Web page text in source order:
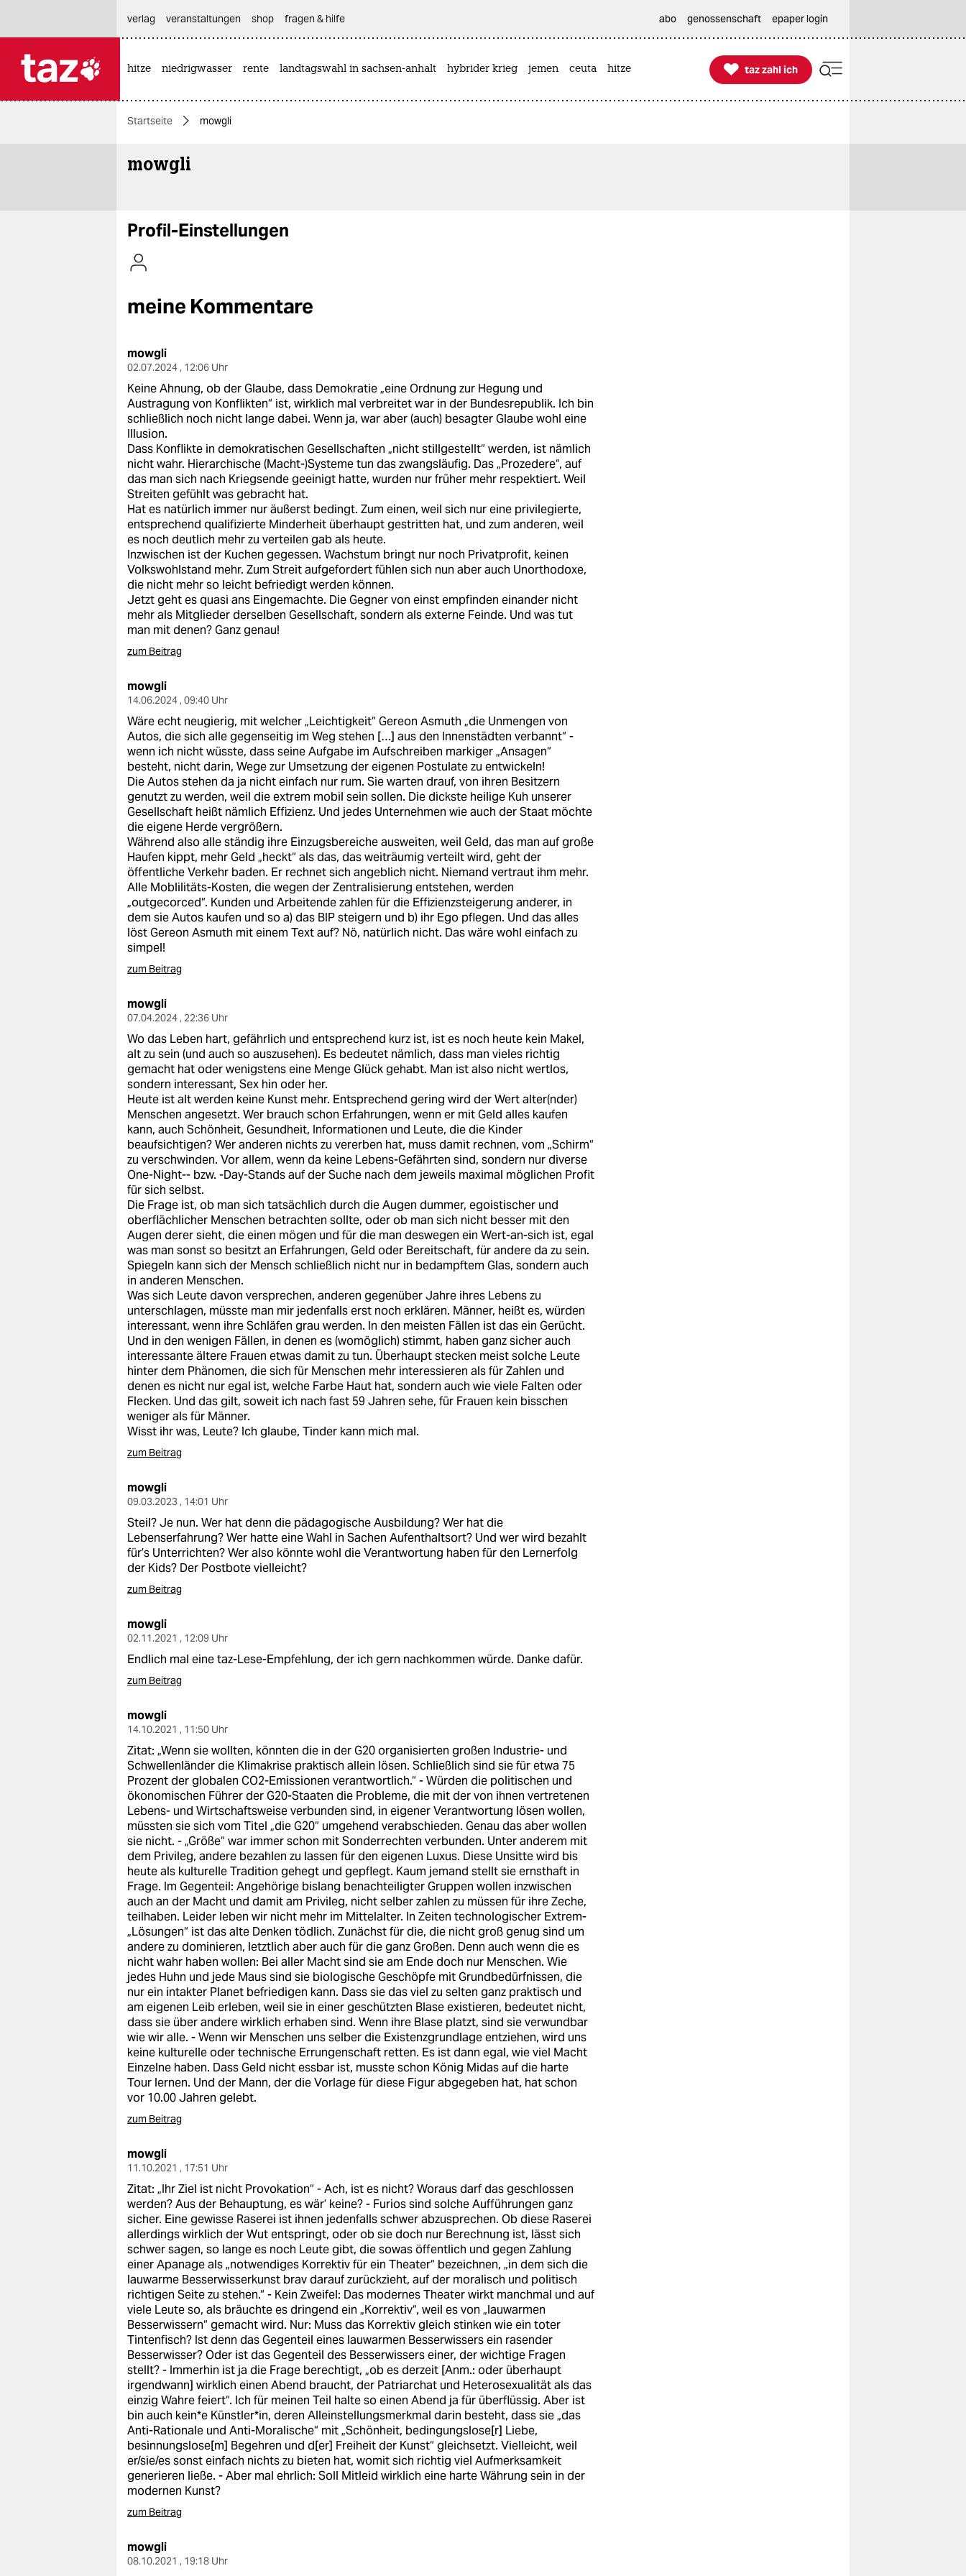
themen
politik
gesellschaft
kultur
nord
wahrheit
verlag
verlag
veranstaltungen
shop
fragen & hilfe
unterstützen
abo
genossenschaft
epaper login
verlag
veranstaltungen shop fragen & hilfe abo genossenschaft epaper login
hitze niedrigwasser rente landtagswahl in sachsen-anhalt hybrider krieg jemen ceuta hitze 
taz zahl ich
taz zahl ich
Startseite mowgli
mowgli
Profil-Einstellungen
meine Kommentare
mowgli
02.07.2024 , 12:06 Uhr
Keine Ahnung, ob der Glaube, dass Demokratie „eine Ordnung zur Hegung und
Austragung von Konflikten“ ist, wirklich mal verbreitet war in der Bundesrepublik. Ich bin
schließlich noch nicht lange dabei. Wenn ja, war aber (auch) besagter Glaube wohl eine
Illusion.
Dass Konflikte in demokratischen Gesellschaften „nicht stillgestellt“ werden, ist nämlich
nicht wahr. Hierarchische (Macht-)Systeme tun das zwangsläufig. Das „Prozedere“, auf
das man sich nach Kriegsende geeinigt hatte, wurden nur früher mehr respektiert. Weil
Streiten gefühlt was gebracht hat.
Hat es natürlich immer nur äußerst bedingt. Zum einen, weil sich nur eine privilegierte,
entsprechend qualifizierte Minderheit überhaupt gestritten hat, und zum anderen, weil
es noch deutlich mehr zu verteilen gab als heute.
Inzwischen ist der Kuchen gegessen. Wachstum bringt nur noch Privatprofit, keinen
Volkswohlstand mehr. Zum Streit aufgefordert fühlen sich nun aber auch Unorthodoxe,
die nicht mehr so leicht befriedigt werden können.
Jetzt geht es quasi ans Eingemachte. Die Gegner von einst empfinden einander nicht
mehr als Mitglieder derselben Gesellschaft, sondern als externe Feinde. Und was tut
man mit denen? Ganz genau!
zum Beitrag
mowgli
14.06.2024 , 09:40 Uhr
Wäre echt neugierig, mit welcher „Leichtigkeit“ Gereon Asmuth „die Unmengen von
Autos, die sich alle gegenseitig im Weg stehen […] aus den Innenstädten verbannt“ -
wenn ich nicht wüsste, dass seine Aufgabe im Aufschreiben markiger „Ansagen“
besteht, nicht darin, Wege zur Umsetzung der eigenen Postulate zu entwickeln!
Die Autos stehen da ja nicht einfach nur rum. Sie warten drauf, von ihren Besitzern
genutzt zu werden, weil die extrem mobil sein sollen. Die dickste heilige Kuh unserer
Gesellschaft heißt nämlich Effizienz. Und jedes Unternehmen wie auch der Staat möchte
die eigene Herde vergrößern.
Während also alle ständig ihre Einzugsbereiche ausweiten, weil Geld, das man auf große
Haufen kippt, mehr Geld „heckt“ als das, das weiträumig verteilt wird, geht der
öffentliche Verkehr baden. Er rechnet sich angeblich nicht. Niemand vertraut ihm mehr.
Alle Moblilitäts-Kosten, die wegen der Zentralisierung entstehen, werden
„outgecorced“. Kunden und Arbeitende zahlen für die Effizienzsteigerung anderer, in
dem sie Autos kaufen und so a) das BIP steigern und b) ihr Ego pflegen. Und das alles
löst Gereon Asmuth mit einem Text auf? Nö, natürlich nicht. Das wäre wohl einfach zu
simpel!
zum Beitrag
mowgli
07.04.2024 , 22:36 Uhr
Wo das Leben hart, gefährlich und entsprechend kurz ist, ist es noch heute kein Makel,
alt zu sein (und auch so auszusehen). Es bedeutet nämlich, dass man vieles richtig
gemacht hat oder wenigstens eine Menge Glück gehabt. Man ist also nicht wertlos,
sondern interessant, Sex hin oder her.
Heute ist alt werden keine Kunst mehr. Entsprechend gering wird der Wert alter(nder)
Menschen angesetzt. Wer brauch schon Erfahrungen, wenn er mit Geld alles kaufen
kann, auch Schönheit, Gesundheit, Informationen und Leute, die die Kinder
beaufsichtigen? Wer anderen nichts zu vererben hat, muss damit rechnen, vom „Schirm“
zu verschwinden. Vor allem, wenn da keine Lebens-Gefährten sind, sondern nur diverse
One-Night-- bzw. -Day-Stands auf der Suche nach dem jeweils maximal möglichen Profit
für sich selbst.
Die Frage ist, ob man sich tatsächlich durch die Augen dummer, egoistischer und
oberflächlicher Menschen betrachten sollte, oder ob man sich nicht besser mit den
Augen derer sieht, die einen mögen und für die man deswegen ein Wert-an-sich ist, egal
was man sonst so besitzt an Erfahrungen, Geld oder Bereitschaft, für andere da zu sein.
Spiegeln kann sich der Mensch schließlich nicht nur in bedampftem Glas, sondern auch
in anderen Menschen.
Was sich Leute davon versprechen, anderen gegenüber Jahre ihres Lebens zu
unterschlagen, müsste man mir jedenfalls erst noch erklären. Männer, heißt es, würden
interessant, wenn ihre Schläfen grau werden. In den meisten Fällen ist das ein Gerücht.
Und in den wenigen Fällen, in denen es (womöglich) stimmt, haben ganz sicher auch
interessante ältere Frauen etwas damit zu tun. Überhaupt stecken meist solche Leute
hinter dem Phänomen, die sich für Menschen mehr interessieren als für Zahlen und
denen es nicht nur egal ist, welche Farbe Haut hat, sondern auch wie viele Falten oder
Flecken. Und das gilt, soweit ich nach fast 59 Jahren sehe, für Frauen kein bisschen
weniger als für Männer.
Wisst ihr was, Leute? Ich glaube, Tinder kann mich mal.
zum Beitrag
mowgli
09.03.2023 , 14:01 Uhr
Steil? Je nun. Wer hat denn die pädagogische Ausbildung? Wer hat die
Lebenserfahrung? Wer hatte eine Wahl in Sachen Aufenthaltsort? Und wer wird bezahlt
für’s Unterrichten? Wer also könnte wohl die Verantwortung haben für den Lernerfolg
der Kids? Der Postbote vielleicht?
zum Beitrag
mowgli
02.11.2021 , 12:09 Uhr
Endlich mal eine taz-Lese-Empfehlung, der ich gern nachkommen würde. Danke dafür.
zum Beitrag
mowgli
14.10.2021 , 11:50 Uhr
Zitat: „Wenn sie wollten, könnten die in der G20 organisierten großen Industrie- und
Schwellenländer die Klimakrise praktisch allein lösen. Schließlich sind sie für etwa 75
Prozent der globalen CO2-Emissionen verantwortlich.“ - Würden die politischen und
ökonomischen Führer der G20-Staaten die Probleme, die mit der von ihnen vertretenen
Lebens- und Wirtschaftsweise verbunden sind, in eigener Verantwortung lösen wollen,
müssten sie sich vom Titel „die G20“ umgehend verabschieden. Genau das aber wollen
sie nicht. - „Größe“ war immer schon mit Sonderrechten verbunden. Unter anderem mit
dem Privileg, andere bezahlen zu lassen für den eigenen Luxus. Diese Unsitte wird bis
heute als kulturelle Tradition gehegt und gepflegt. Kaum jemand stellt sie ernsthaft in
Frage. Im Gegenteil: Angehörige bislang benachteiligter Gruppen wollen inzwischen
auch an der Macht und damit am Privileg, nicht selber zahlen zu müssen für ihre Zeche,
teilhaben. Leider leben wir nicht mehr im Mittelalter. In Zeiten technologischer Extrem-
„Lösungen“ ist das alte Denken tödlich. Zunächst für die, die nicht groß genug sind um
andere zu dominieren, letztlich aber auch für die ganz Großen. Denn auch wenn die es
nicht wahr haben wollen: Bei aller Macht sind sie am Ende doch nur Menschen. Wie
jedes Huhn und jede Maus sind sie biologische Geschöpfe mit Grundbedürfnissen, die
nur ein intakter Planet befriedigen kann. Dass sie das viel zu selten ganz praktisch und
am eigenen Leib erleben, weil sie in einer geschützten Blase existieren, bedeutet nicht,
dass sie über andere wirklich erhaben sind. Wenn ihre Blase platzt, sind sie verwundbar
wie wir alle. - Wenn wir Menschen uns selber die Existenzgrundlage entziehen, wird uns
keine kulturelle oder technische Errungenschaft retten. Es ist dann egal, wie viel Macht
Einzelne haben. Dass Geld nicht essbar ist, musste schon König Midas auf die harte
Tour lernen. Und der Mann, der die Vorlage für diese Figur abgegeben hat, hat schon
vor 10.00 Jahren gelebt.
zum Beitrag
mowgli
11.10.2021 , 17:51 Uhr
Zitat: „Ihr Ziel ist nicht Provokation“ - Ach, ist es nicht? Woraus darf das geschlossen
werden? Aus der Behauptung, es wär’ keine? - Furios sind solche Aufführungen ganz
sicher. Eine gewisse Raserei ist ihnen jedenfalls schwer abzusprechen. Ob diese Raserei
allerdings wirklich der Wut entspringt, oder ob sie doch nur Berechnung ist, lässt sich
schwer sagen, so lange es noch Leute gibt, die sowas öffentlich und gegen Zahlung
einer Apanage als „notwendiges Korrektiv für ein Theater“ bezeichnen, „in dem sich die
lauwarme Besserwisserkunst brav darauf zurückzieht, auf der moralisch und politisch
richtigen Seite zu stehen.“ - Kein Zweifel: Das modernes Theater wirkt manchmal und auf
viele Leute so, als bräuchte es dringend ein „Korrektiv“, weil es von „lauwarmen
Besserwissern“ gemacht wird. Nur: Muss das Korrektiv gleich stinken wie ein toter
Tintenfisch? Ist denn das Gegenteil eines lauwarmen Besserwissers ein rasender
Besserwisser? Oder ist das Gegenteil des Besserwissers einer, der wichtige Fragen
stellt? - Immerhin ist ja die Frage berechtigt, „ob es derzeit [Anm.: oder überhaupt
irgendwann] wirklich einen Abend braucht, der Patriarchat und Heterosexualität als das
einzig Wahre feiert“. Ich für meinen Teil halte so einen Abend ja für überflüssig. Aber ist
bin auch kein*e Künstler*in, deren Alleinstellungsmerkmal darin besteht, dass sie „das
Anti-Rationale und Anti-Moralische“ mit „Schönheit, bedingungslose[r] Liebe,
besinnungslose[m] Begehren und d[er] Freiheit der Kunst“ gleichsetzt. Vielleicht, weil
er/sie/es sonst einfach nichts zu bieten hat, womit sich richtig viel Aufmerksamkeit
generieren ließe. - Aber mal ehrlich: Soll Mitleid wirklich eine harte Währung sein in der
modernen Kunst?
zum Beitrag
mowgli
08.10.2021 , 19:18 Uhr